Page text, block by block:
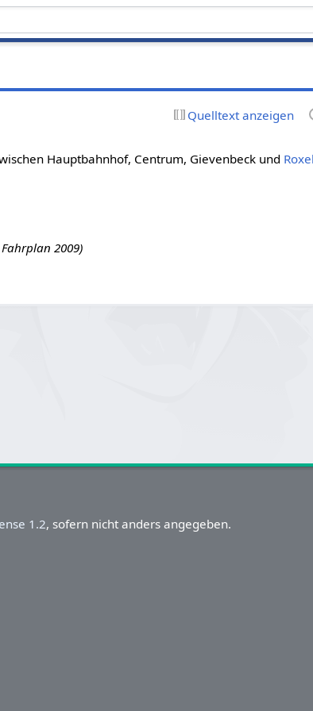
Quelltext anzeigen
Hauptbahnhof, Centrum, Gievenbeck und Roxel
2009)
1.2, sofern nicht anders angegeben.